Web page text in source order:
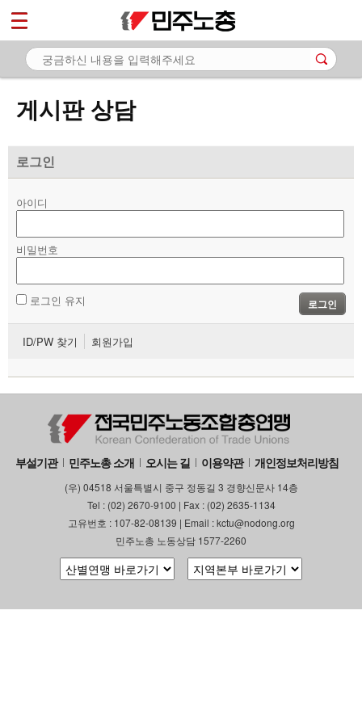
게시판 상담
로그인
아이디
비밀번호
로그인 유지 로그인
ID/PW 찾기 회원가입
부설기관 민주노총 소개 오시는 길 이용약관 개인정보처리방침
(우) 04518 서울특별시 중구 정동길 3 경향신문사 14층
Tel : (02) 2670-9100 | Fax : (02) 2635-1134
고유번호 : 107-82-08139 | Email : kctu@nodong.org
민주노총 노동상담 1577-2260
마이페이지
소개
노동상담
- 게시판 상담
- 바로보기
- 찾아보기
- 전국 노동상담소 안내
자료
부설기관